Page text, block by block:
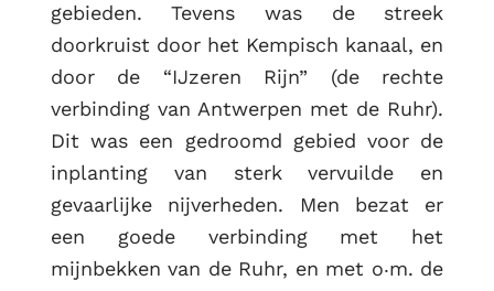
gebieden. Tevens was de streek
doorkruist door het Kempisch kanaal, en
door de “IJzeren Rijn” (de rechte
verbinding van Antwerpen met de Ruhr).
Dit was een gedroomd gebied voor de
inplanting van sterk vervuilde en
gevaarlijke nijverheden. Men bezat er
een goede verbinding met het
mijnbekken van de Ruhr, en met o‧m. de